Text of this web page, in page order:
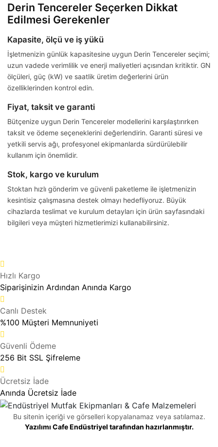
Derin Tencereler Seçerken Dikkat
Edilmesi Gerekenler
Kapasite, ölçü ve iş yükü
İşletmenizin günlük kapasitesine uygun Derin Tencereler seçimi;
uzun vadede verimlilik ve enerji maliyetleri açısından kritiktir. GN
ölçüleri, güç (kW) ve saatlik üretim değerlerini ürün
özelliklerinden kontrol edin.
Fiyat, taksit ve garanti
Bütçenize uygun Derin Tencereler modellerini karşılaştırırken
taksit ve ödeme seçeneklerini değerlendirin. Garanti süresi ve
yetkili servis ağı, profesyonel ekipmanlarda sürdürülebilir
kullanım için önemlidir.
Stok, kargo ve kurulum
Stoktan hızlı gönderim ve güvenli paketleme ile işletmenizin
kesintisiz çalışmasına destek olmayı hedefliyoruz. Büyük
cihazlarda teslimat ve kurulum detayları için ürün sayfasındaki
bilgileri veya müşteri hizmetlerimizi kullanabilirsiniz.
Hızlı Kargo
Siparişinizin Ardından Anında Kargo
Canlı Destek
%100 Müşteri Memnuniyeti
Güvenli Ödeme
256 Bit SSL Şifreleme
Ücretsiz İade
Anında Ücretsiz İade
Bu sitenin içeriği ve görselleri kopyalanamaz veya satılamaz.
Yazılımı Cafe Endüstriyel tarafından hazırlanmıştır.